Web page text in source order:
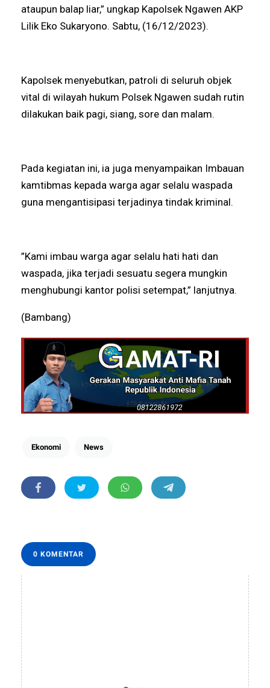
ataupun balap liar,” ungkap Kapolsek Ngawen AKP
Lilik Eko Sukaryono. Sabtu, (16/12/2023).
Kapolsek menyebutkan, patroli di seluruh objek
vital di wilayah hukum Polsek Ngawen sudah rutin
dilakukan baik pagi, siang, sore dan malam.
Pada kegiatan ini, ia juga menyampaikan Imbauan
kamtibmas kepada warga agar selalu waspada
guna mengantisipasi terjadinya tindak kriminal.
”Kami imbau warga agar selalu hati hati dan
waspada, jika terjadi sesuatu segera mungkin
menghubungi kantor polisi setempat,” lanjutnya.
(Bambang)
Ekonomi News
0 KOMENTAR